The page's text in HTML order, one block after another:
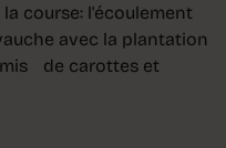
course: l'écoulement
avec la plantation
de carottes et